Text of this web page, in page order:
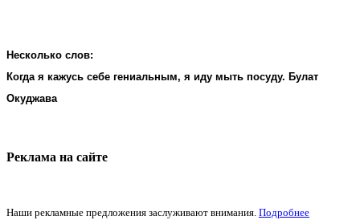
Несколько слов:
Когда я кажусь себе гениальным, я иду мыть посуду. Булат
Окуджава
Реклама на cайте
Наши рекламные предложения заслуживают внимания. Подробнее